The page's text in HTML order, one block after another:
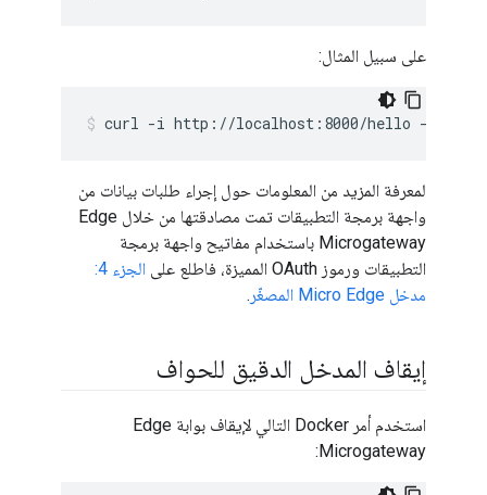
على سبيل المثال:
curl -i http://localhost:8000/hello -H "x-api-
لمعرفة المزيد من المعلومات حول إجراء طلبات بيانات من
واجهة برمجة التطبيقات تمت مصادقتها من خلال Edge
Microgateway باستخدام مفاتيح واجهة برمجة
التطبيقات ورموز OAuth المميزة، فاطلع على
الجزء 4:
مدخل Micro Edge المصغّر
.
إيقاف المدخل الدقيق للحواف
استخدم أمر Docker التالي لإيقاف بوابة Edge
Microgateway: